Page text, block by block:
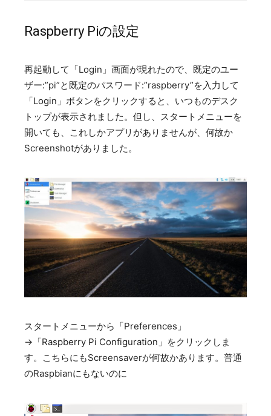
Raspberry Piの設定
再起動して「Login」画面が現れたので、既定のユー
ザー:”pi”と既定のパスワード:”raspberry”を入力して
「Login」ボタンをクリックすると、いつものデスク
トップが表示されました。但し、スタートメニューを
開いても、これしかアプリがありませんが、何故か
Screenshotがありました。
スタートメニューから「Preferences」
→「Raspberry Pi Configuration」をクリックしま
す。こちらにもScreensaverが何故かあります。普通
のRaspbianにもないのに